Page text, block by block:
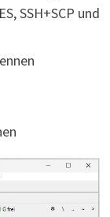
SSH+SCP und